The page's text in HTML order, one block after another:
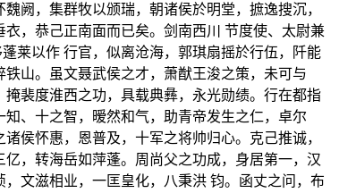
阙，集群牧以颁瑞，朝诸侯於明堂，摭逸搜沉，
，恭己正南面而已矣。剑南西川 节度使、太尉兼
莱以作 行官，似离沧海，郭琪扇摇於行伍，阡能
山。虽文聂武侯之才，萧猷王浚之策，未可与
裴度淮西之功，具载典彝，永光勋绩。行在都指
、十之智，暧然和气，助青帝发生之仁，卓尔
侯怀惠，恩普及，十军之将帅归心。克己推诚，
，转海岳如萍蓬。周尚父之功成，身居第一，汉
文滋相业，一匡皇化，八秉洪 钧。函丈之问，布